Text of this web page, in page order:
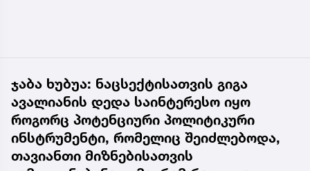
ჯაბა ხუბუა: ნაცსექტისათვის გიგა
ავალიანის დედა საინტერესო იყო
როგორც პოტენციური პოლიტიკური
ინსტრუმენტი, რომელიც შეიძლებოდა,
თავიანთი მიზნებისათვის